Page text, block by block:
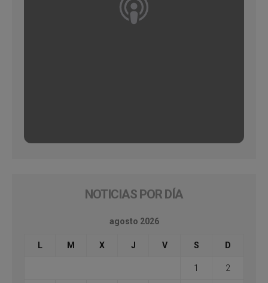
NOTICIAS POR DÍA
agosto 2026
L M X J V S D
1 2